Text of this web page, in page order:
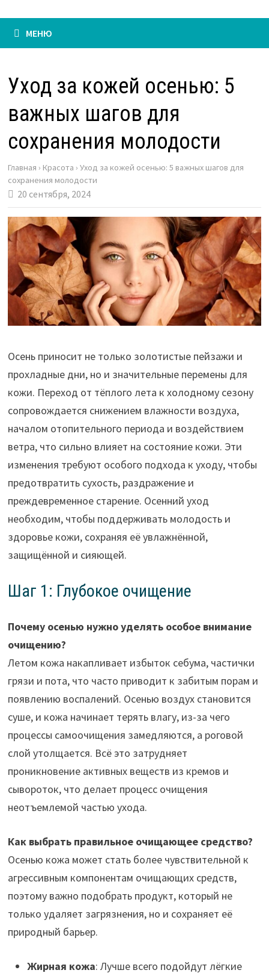
МЕНЮ
Уход за кожей осенью: 5
важных шагов для
сохранения молодости
Главная › Красота › Уход за кожей осенью: 5 важных шагов для
сохранения молодости
20 сентября, 2024
Осень приносит не только золотистые пейзажи и
прохладные дни, но и значительные перемены для
кожи. Переход от тёплого лета к холодному сезону
сопровождается снижением влажности воздуха,
началом отопительного периода и воздействием
ветра, что сильно влияет на состояние кожи. Эти
изменения требуют особого подхода к уходу, чтобы
предотвратить сухость, раздражение и
преждевременное старение. Осенний уход
необходим, чтобы поддерживать молодость и
здоровье кожи, сохраняя её увлажнённой,
защищённой и сияющей.
Шаг 1: Глубокое очищение
Почему осенью нужно уделять особое внимание
очищению?
Летом кожа накапливает избыток себума, частички
грязи и пота, что часто приводит к забитым порам и
появлению воспалений. Осенью воздух становится
суше, и кожа начинает терять влагу, из-за чего
процессы самоочищения замедляются, а роговой
слой утолщается. Всё это затрудняет
проникновение активных веществ из кремов и
сывороток, что делает процесс очищения
неотъемлемой частью ухода.
Как выбрать правильное очищающее средство?
Осенью кожа может стать более чувствительной к
агрессивным компонентам очищающих средств,
поэтому важно подобрать продукт, который не
только удаляет загрязнения, но и сохраняет её
природный барьер.
Жирная кожа: Лучше всего подойдут лёгкие